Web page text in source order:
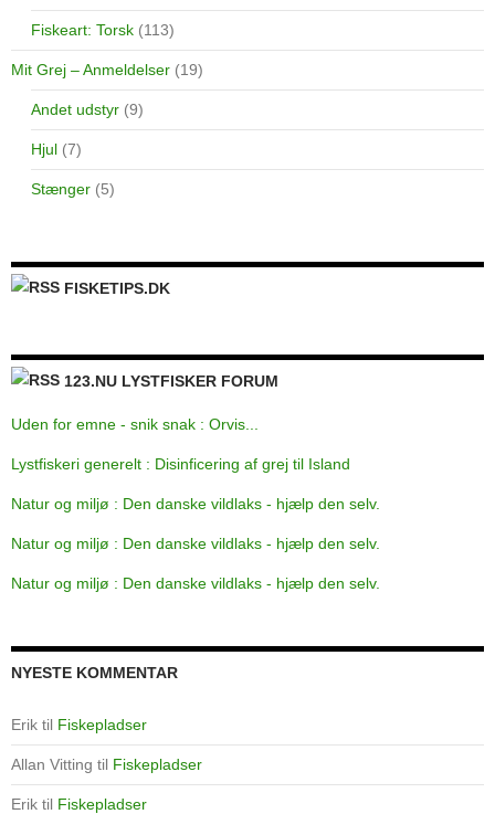
Fiskeart: Torsk (113)
Mit Grej – Anmeldelser (19)
Andet udstyr (9)
Hjul (7)
Stænger (5)
FISKETIPS.DK
123.NU LYSTFISKER FORUM
Uden for emne - snik snak : Orvis...
Lystfiskeri generelt : Disinficering af grej til Island
Natur og miljø : Den danske vildlaks - hjælp den selv.
Natur og miljø : Den danske vildlaks - hjælp den selv.
Natur og miljø : Den danske vildlaks - hjælp den selv.
NYESTE KOMMENTAR
Erik til Fiskepladser
Allan Vitting til Fiskepladser
Erik til Fiskepladser